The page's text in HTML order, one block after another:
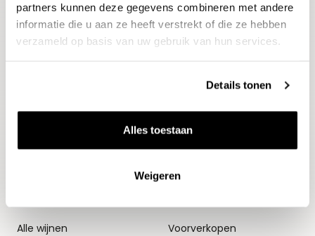
partners kunnen deze gegevens combineren met andere
informatie die u aan ze heeft verstrekt of die ze hebben
verzameld op basis van uw gebruik van hun services.
Details tonen
Alles toestaan
Weigeren
Aanmelden
Alle wijnen
Thema's
Voorverkopen